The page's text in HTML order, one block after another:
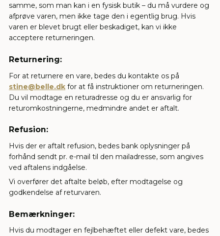
samme, som man kan i en fysisk butik – du må vurdere og
afprøve varen, men ikke tage den i egentlig brug. Hvis
varen er blevet brugt eller beskadiget, kan vi ikke
acceptere returneringen.
Returnering:
For at returnere en vare, bedes du kontakte os på
stine@belle.dk for at få instruktioner om returneringen.
Du vil modtage en returadresse og du er ansvarlig for
returomkostningerne, medmindre andet er aftalt.
Refusion:
Hvis der er aftalt refusion, bedes bank oplysninger på
forhånd sendt pr. e-mail til den mailadresse, som angives
ved aftalens indgåelse.
Vi overfører det aftalte beløb, efter modtagelse og
godkendelse af returvaren.
Bemærkninger:
Hvis du modtager en fejlbehæftet eller defekt vare, bedes